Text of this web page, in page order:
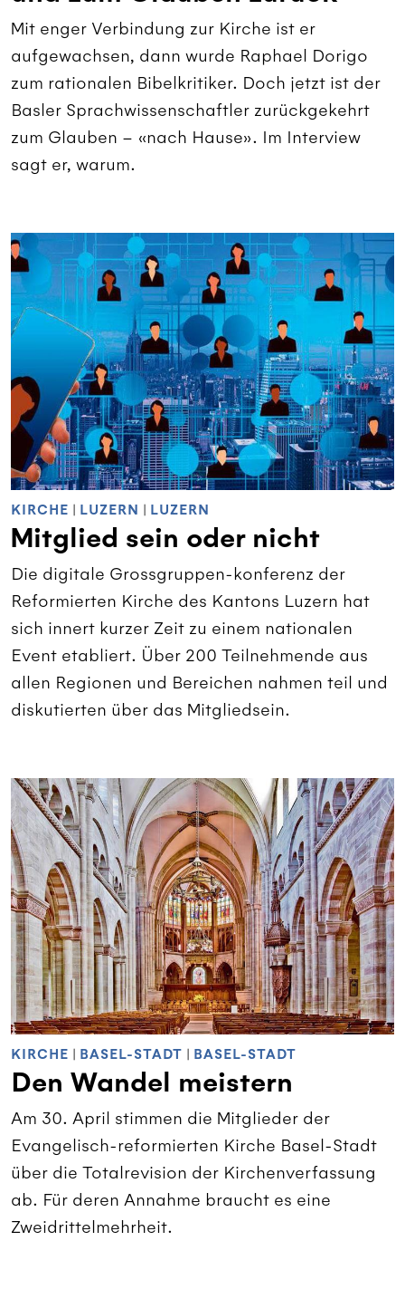
Mit enger Verbindung zur Kirche ist er
aufgewachsen, dann wurde Raphael Dorigo
zum rationalen Bibelkritiker. Doch jetzt ist der
Basler Sprachwissenschaftler zurückgekehrt
zum Glauben – «nach Hause». Im Interview
sagt er, warum.
KIRCHE | LUZERN | LUZERN
Mitglied sein oder nicht
Die digitale Grossgruppen-konferenz der
Reformierten Kirche des Kantons Luzern hat
sich innert kurzer Zeit zu einem nationalen
Event etabliert. Über 200 Teilnehmende aus
allen Regionen und Bereichen nahmen teil und
diskutierten über das Mitgliedsein.
KIRCHE | BASEL-STADT | BASEL-STADT
Den Wandel meistern
Am 30. April stimmen die Mitglieder der
Evangelisch-reformierten Kirche Basel-Stadt
über die Totalrevision der Kirchenverfassung
ab. Für deren Annahme braucht es eine
Zweidrittelmehrheit.